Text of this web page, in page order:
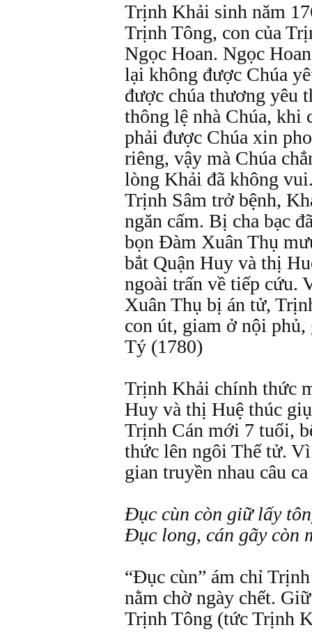
Trịnh Khải sinh năm
Trịnh Tông, con của
Ngọc Hoan. Ngọc
lại không được Chúa
được chúa thương yêu
thông lệ nhà Chúa, khi
phải được Chúa xin
riêng, vậy mà Chúa
lòng Khải đã không
Trịnh Sâm trở bệnh,
ngăn cấm. Bị cha bạc
bọn Đàm Xuân Thụ
bắt Quận Huy và thị
ngoài trấn về tiếp cứu.
Xuân Thụ bị án tử,
con út, giam ở nội
Tý (1780)
Trịnh Khải chính thức
Huy và thị Huệ thúc
Trịnh Cán mới 7 tuổi,
thức lên ngôi Thế tử.
gian truyền nhau câu
Đục cùn còn giữ lấy
Đục long, cán gãy còn
“Đục cùn” ám chỉ
nằm chờ ngày chết.
Trịnh Tông (tức Trịnh